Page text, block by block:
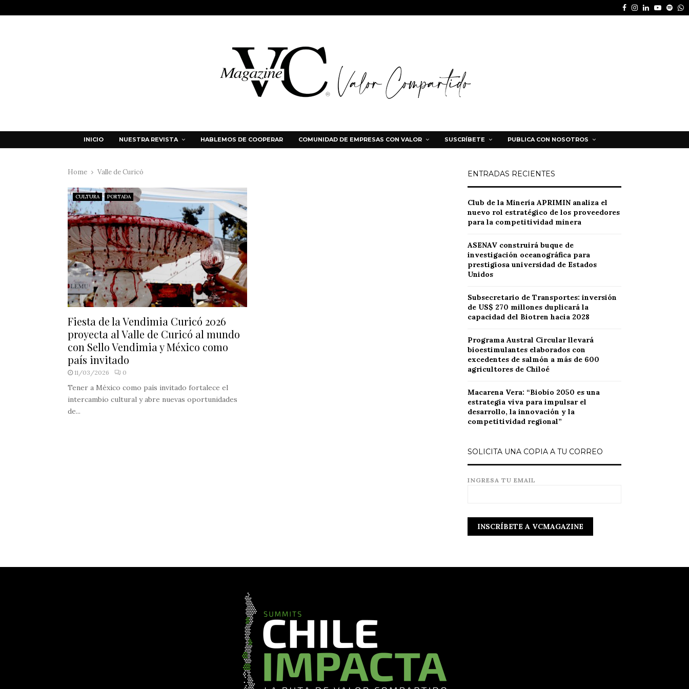
Facebook
Instagram
LinkedinYoutube
INICIO NUESTRA REVISTA HABLEMOS DE COOPERAR COMUNIDAD DE EMPRESAS CON VALOR SUSCRÍBETE PUBLICA CON NOSOTROS
Home Valle de Curicó
CULTURA PORTADA
Fiesta de la Vendimia Curicó 2026
proyecta al Valle de Curicó al mundo
con Sello Vendimia y México como
país invitado
11/03/2026 0
Tener a México como país invitado fortalece el
intercambio cultural y abre nuevas oportunidades
de...
ENTRADAS RECIENTES
Club de la Minería APRIMIN analiza el
nuevo rol estratégico de los proveedores
para la competitividad minera
ASENAV construirá buque de
investigación oceanográfica para
prestigiosa universidad de Estados
Unidos
Subsecretario de Transportes: inversión
de US$ 270 millones duplicará la
capacidad del Biotren hacia 2028
Programa Austral Circular llevará
bioestimulantes elaborados con
excedentes de salmón a más de 600
agricultores de Chiloé
Macarena Vera: “Biobío 2050 es una
estrategia viva para impulsar el
desarrollo, la innovación y la
competitividad regional”
SOLICITA UNA COPIA A TU CORREO
INGRESA TU EMAIL